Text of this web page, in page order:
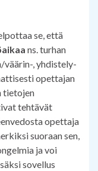
se, että
ns. turhan
väärin-, yhdistely-
opettajan
tietojen
tehtävät
opettaja
suoraan sen,
ja voi
sovellus